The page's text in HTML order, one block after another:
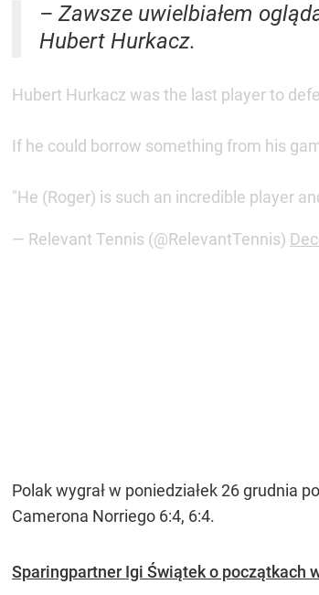
– Zawsze uwielbiałem
Hubert Hurkacz.
Hubert Hurkacz was the last player to
If he could borrow something from his
"He (Roger) is such an incredible player
— Relevant Tennis (@RelevantTennis)
Polak wygrał w poniedziałek 26 grudnia
Camerona Norriego 6:4, 6:4.
Sparingpartner Igi Świątek o początkach